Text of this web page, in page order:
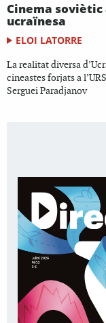
Cinema
ucraïnesa
ELOI LATORRE
La realitat diversa
cineastes forjats a
Serguei Paradjanov